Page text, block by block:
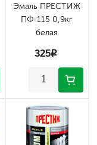
Эмаль ПРЕСТИЖ
ПФ-115 0,9кг
белая
325p